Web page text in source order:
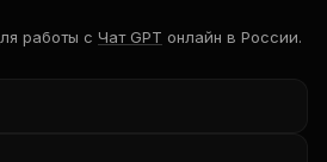
работы с Чат GPT онлайн в России.